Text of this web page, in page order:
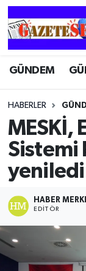
GÜNDEM
HABERLER
MESKİ,
Sistemi
yeniledi
HABER
EDITÖR